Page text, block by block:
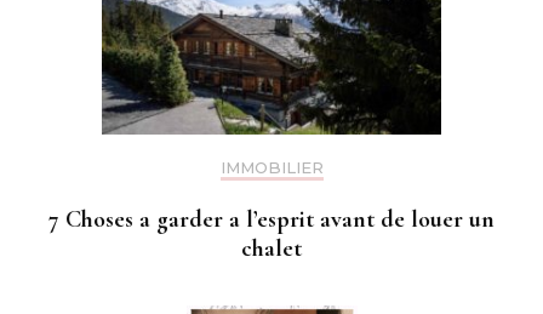
IMMOBILIER
7 Choses a garder a l’esprit avant de louer un
chalet